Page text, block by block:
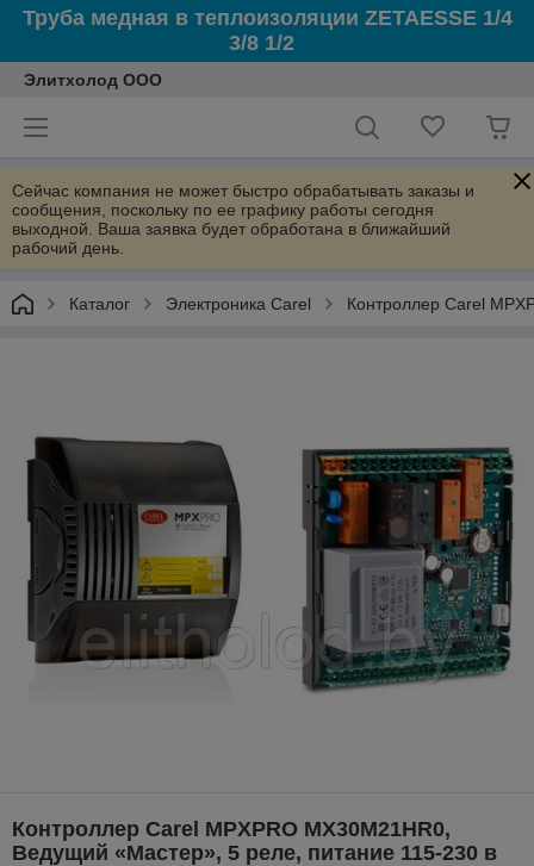
Труба медная в теплоизоляции ZETAESSE 1/4
3/8 1/2
Элитхолод ООО
Сейчас компания не может быстро обрабатывать заказы и
сообщения, поскольку по ее графику работы сегодня
выходной. Ваша заявка будет обработана в ближайший
рабочий день.
Каталог Электроника Carel Контроллер Carel
Контроллер Carel MPXPRO MX30M21HR0,
Ведущий «Мастер», 5 реле, питание 115-230 в